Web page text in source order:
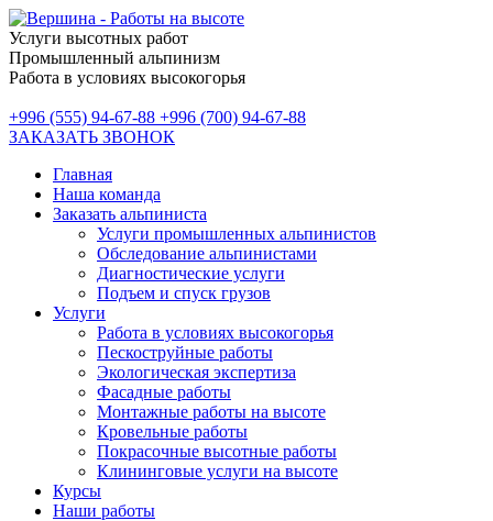
Услуги высотных работ
Промышленный альпинизм
Работа в условиях высокогорья
+996 (555) 94-67-88 +996 (700) 94-67-88
ЗАКАЗАТЬ ЗВОНОК
Главная
Наша команда
Заказать альпиниста
Услуги промышленных альпинистов
Обследование альпинистами
Диагностические услуги
Подъем и спуск грузов
Услуги
Работа в условиях высокогорья
Пескоструйные работы
Экологическая экспертиза
Фасадные работы
Монтажные работы на высоте
Кровельные работы
Покрасочные высотные работы
Клининговые услуги на высоте
Курсы
Наши работы